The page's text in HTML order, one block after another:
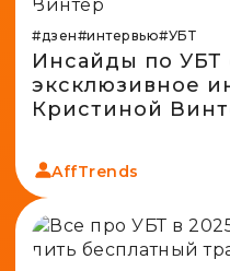
#дзен#интервью#УБТ
Инсайды по УБТ
эксклюзивное
Кристиной
AffTrends